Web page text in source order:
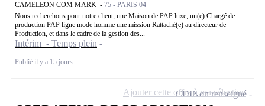
CAMELEON COM MARK - 75 - PARIS 04
Nous recherchons pour notre client, une Maison de PAP luxe, un(e) Chargé de
production PAP ligne mode homme une mission Rattaché(e) au directeur de
Production, et dans le cadre de la gestion des...
Intérim - Temps plein
Publié il y a 15 jours
CDINon renseigné
Ajouter cette offre à ma sélection